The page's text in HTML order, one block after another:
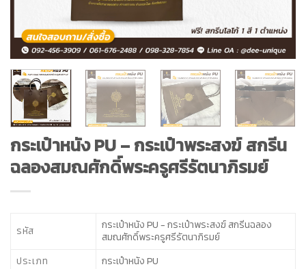
กระเป๋าหนัง PU – กระเป๋าพระสงฆ์ สกรีน
ฉลองสมณศักดิ์พระครูศรีรัตนาภิรมย์
รหัส
กระเป๋าหนัง PU - กระเป๋าพระสงฆ์ สกรีนฉลอง
สมณศักดิ์พระครูศรีรัตนาภิรมย์
ประเภท
กระเป๋าหนัง PU